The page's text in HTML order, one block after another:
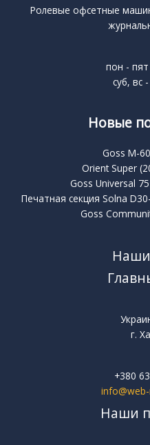
Ролевые офсетные
пон -
суб, вс
Новые
Goss M-
Orient Super
Goss Universal
Печатная секция Solna
Goss
Наши
г.
+380
Наши